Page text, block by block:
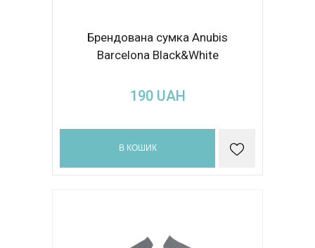
Брендована сумка Anubis
Barcelona Black&White
190 UAH
В КОШИК